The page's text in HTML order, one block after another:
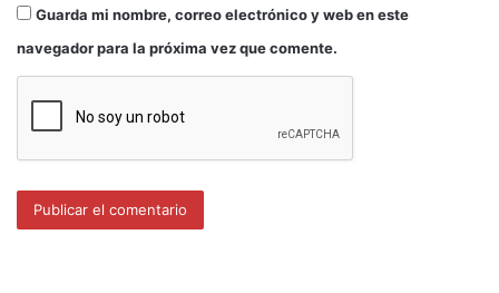
exquisito en la burla que dibuja con un fino humor.
El espectáculo, que habla de las apariencias y la
tiene delante de sus sentidos una enorme tarta de
que invita a la gula; es una tarta preciosista pero
que, cuando se intenta partir para degustar del
Guarda mi nombre, correo electrónico y web en este
navegador para la próxima vez que comente.